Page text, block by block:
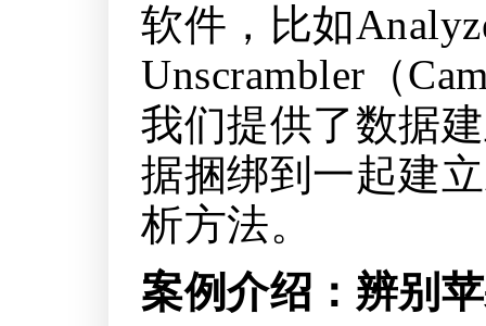
软件，比如
Unscrambler（
我们提供了数据
据捆绑到一起建
析方法。
案例介绍：辨别